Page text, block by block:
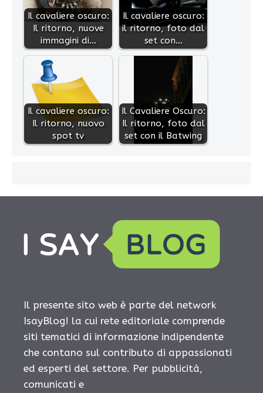
Il cavaliere oscuro:
Il ritorno, nuove
immagini di…
Il cavaliere oscuro:
il ritorno, foto dal
set con…
Il cavaliere oscuro:
Il ritorno, nuovo
spot tv
Il Cavaliere Oscuro:
Il ritorno, foto dal
set con il Batwing
Il presente sito web è parte del network
IsayBlog! la cui rete editoriale comprende
siti tematici di informazione indipendente
che contano sul contributo di appassionati
ed esperti del settore. Per pubblicità,
comunicati e